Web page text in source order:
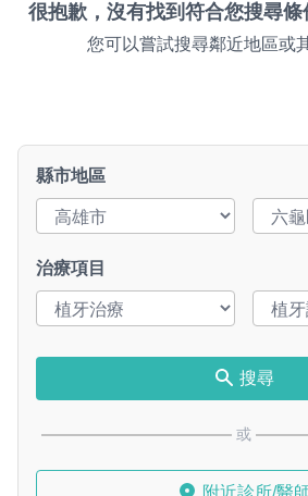
很抱歉，沒有找到符合您搜尋條
您可以嘗試搜尋鄰近地區或
縣市地區
治療項目
搜尋
或
附近診所/醫